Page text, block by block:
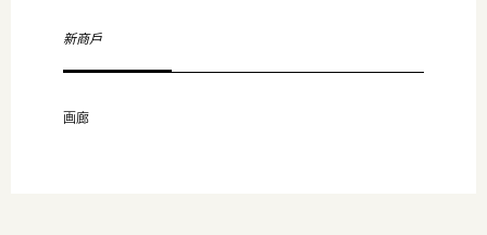
新商戶
画廊